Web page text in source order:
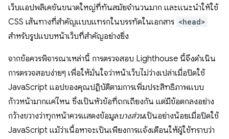
เว็บแอปพลิเคชันขนาดใหญ่ที่ทันสมัยจำนวนมาก และแนะนำให้ใช้
CSS เส้นทางที่สำคัญแบบแทรกในบรรทัดในเอกสาร <head>
สำหรับรูปแบบหน้าเว็บที่สำคัญอย่างยิ่ง
จากข้อควรพิจารณาเหล่านี้ การตรวจสอบ Lighthouse นี้จึงดำเนิน
การตรวจสอบง่ายๆ เพื่อให้มั่นใจว่าหน้าเว็บไม่ว่างเปล่าเมื่อปิดใช้
JavaScript แอปของคุณปฏิบัติตามการเพิ่มประสิทธิภาพแบบ
ก้าวหน้ามากแค่ไหน ซึ่งเป็นหัวข้อที่ถกเถียงกัน แต่มีข้อตกลงอย่าง
กว้างขวางว่าทุกหน้าควรแสดงข้อมูลบางส่วนเป็นอย่างน้อยเมื่อปิดใช้
JavaScript แม้ว่าเนื้อหาจะเป็นเพียงการแจ้งเตือนให้ผู้ใช้ทราบว่า